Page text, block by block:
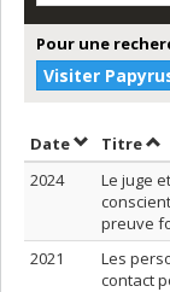
Pour une
Visiter
DateTrier par
Titre
2024
Le juge
preuve
2021
Les
contact